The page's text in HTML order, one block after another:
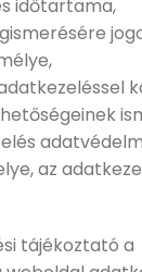
időtartama,
az
tájékoztató a